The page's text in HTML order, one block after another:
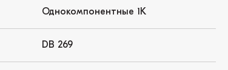
Однокомпонентные 1K
DB 269